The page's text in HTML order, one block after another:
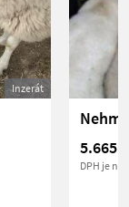
Inzerát
DPH je